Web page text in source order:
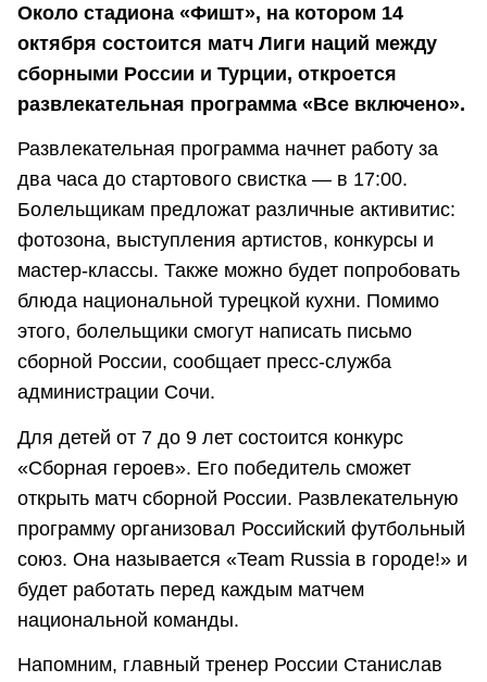
Около стадиона «Фишт», на котором 14
октября состоится матч Лиги наций между
сборными России и Турции, откроется
развлекательная программа «Все включено».
Развлекательная программа начнет работу за
два часа до стартового свистка — в 17:00.
Болельщикам предложат различные активитис:
фотозона, выступления артистов, конкурсы и
мастер-классы. Также можно будет попробовать
блюда национальной турецкой кухни. Помимо
этого, болельщики смогут написать письмо
сборной России, сообщает пресс-служба
администрации Сочи.
Для детей от 7 до 9 лет состоится конкурс
«Сборная героев». Его победитель сможет
открыть матч сборной России. Развлекательную
программу организовал Российский футбольный
союз. Она называется «Team Russia в городе!» и
будет работать перед каждым матчем
национальной команды.
Напомним, главный тренер России Станислав